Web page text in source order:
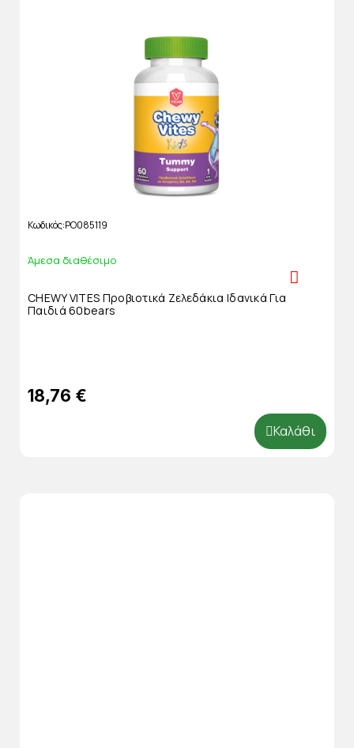
Κωδικός PO085119
Άμεσα διαθέσιμο
CHEWY VITES Προβιοτικά Ζελεδάκια Ιδανικά Για
Παιδιά 60bears
18,76 €
Καλάθι